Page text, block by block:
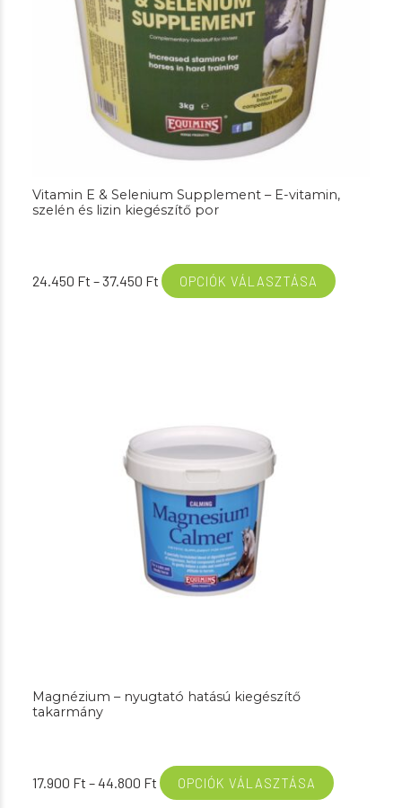
Vitamin E & Selenium Supplement – E-vitamin,
szelén és lizin kiegészítő por
24.450 Ft –37.450 Ft Ártartomány:
24.450 Ft
OPCIÓK VÁLASZTÁSA
Magnézium – nyugtató hatású kiegészítő
takarmány
17.900 Ft –44.800 Ft Ártartomány:
17.900 Ft
OPCIÓK VÁLASZTÁSA